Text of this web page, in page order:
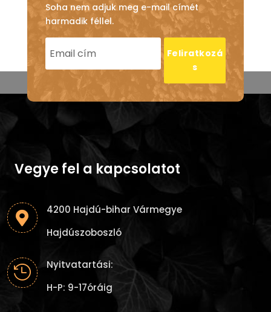
Soha nem adjuk meg e-mail címét
harmadik féllel.
Feliratkozá
s
Vegye fel a kapcsolatot

4200 Hajdú-bihar Vármegye
Hajdúszoboszló

Nyitvatartási:
H-P: 9-17óráig